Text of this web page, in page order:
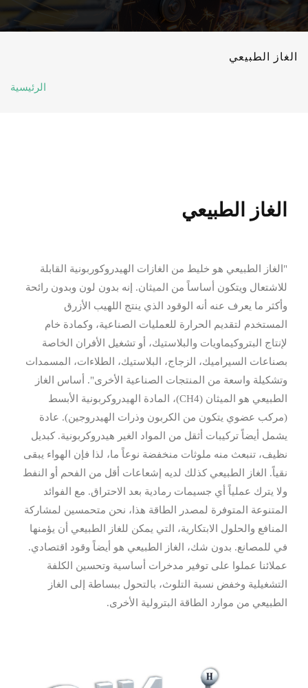
الغاز الطبيعي
الرئيسية
الغاز الطبيعي
"الغاز الطبيعي هو خليط من الغازات الهيدروكوربونية القابلة
للاشتعال ويتكون أساساً من الميثان. إنه بدون لون وبدون رائحة
وأكثر ما يعرف عنه أنه الوقود الذي ينتج اللهيب الأزرق
المستخدم لتقديم الحرارة للعمليات الصناعية، وكمادة خام
لإنتاج البتروكيماويات والبلاستيك، أو تشغيل الأفران الخاصة
بصناعات السيراميك، الزجاج، البلاستيك، الطلاءات، المسمدات
وتشكيلة واسعة من المنتجات الصناعية الأخرى". أساس الغاز
الطبيعي هو الميثان (CH4)، المادة الهيدروكربونية الأبسط
(مركب عضوي يتكون من الكربون وذرات الهيدروجين). عادة
يشمل أيضاً تركيبات أثقل من المواد الغير هيدروكربونية. كبديل
نظيف، تنبعث منه ملوثات منخفضة نوعاً ما، لذا فإن الهواء يبقى
نقياً. الغاز الطبيعي كذلك لديه إشعاعات أقل من الفحم أو النفط
ولا يترك عملياً أي جسيمات رمادية بعد الاحتراق. مع الفوائد
المتنوعة المتوفرة لمصدر الطاقة هذا، نحن متحمسين لمشاركة
المنافع والحلول الابتكارية، التي يمكن للغاز الطبيعي أن يؤمنها
في للمصانع. بدون شك، الغاز الطبيعي هو أيضاً وقود اقتصادي.
عملائنا عملوا على توفير مدخرات أساسية وتحسين الكلفة
التشغيلية وخفض نسبة التلوث، بالتحول ببساطة إلى الغاز
الطبيعي من موارد الطاقة البترولية الأخرى.